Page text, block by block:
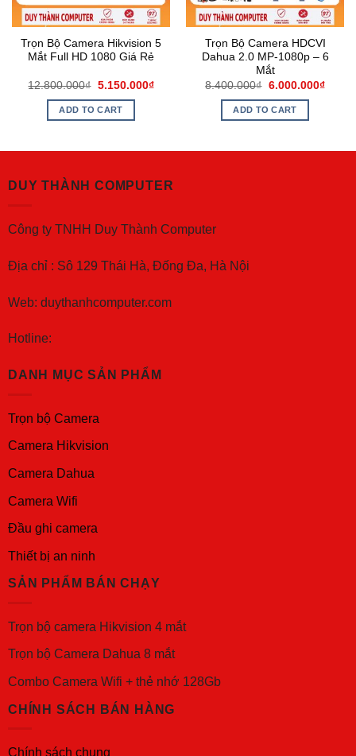
Trọn Bộ Camera Hikvision 5
Mắt Full HD 1080 Giá Rẻ
12.800.000₫ 5.150.000₫
ADD TO CART
Trọn Bộ Camera HDCVI
Dahua 2.0 MP-1080p – 6
Mắt
8.400.000₫ 6.000.000₫
ADD TO CART
DUY THÀNH COMPUTER
Công ty TNHH Duy Thành Computer
Địa chỉ : Sô 129 Thái Hà, Đống Đa, Hà Nội
Web: duythanhcomputer.com
Hotline:
DANH MỤC SẢN PHẨM
Trọn bộ Camera
Camera Hikvision
Camera Dahua
Camera Wifi
Đầu ghi camera
Thiết bị an ninh
SẢN PHẨM BÁN CHẠY
Trọn bộ camera Hikvision 4 mắt
Trọn bộ Camera Dahua 8 mắt
Combo Camera Wifi + thẻ nhớ 128Gb
CHÍNH SÁCH BÁN HÀNG
Chính sách chung